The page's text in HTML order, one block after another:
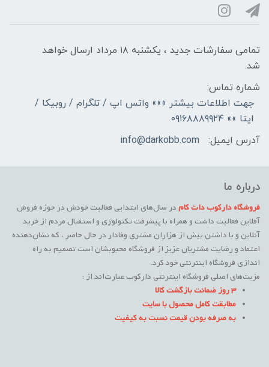
تمامی سفارشات جدید ، یکشنبه ۱۸ مرداد ارسال خواهد
شد.
شماره تماس:
جهت اطلاعات بیشتر »»» واتس اپ / تلگرام / روبیکا /
ایتا »» ۰۹۱۶۸۸۸۹۹۲۴
آدرس ایمیل:
info@darkobb.com
درباره ما
فروشگاه دارکوب دات کامدر سال‌های ابتدایی فعالیت خودش در حوزه فروش
آفلاین فعالیت داشت و همراه با پیشرفت تکنولوژی و استقبال مردم از خرید
آنلاین و با داشتن بیش از هزاران مشتری وفادار در حال حاضر ، که نشان‌دهنده
اعتماد و رضایت مشتریان عزیز از فروشگاه محبوبشان است تصمیم به راه
اندازی فروشگاه اینترنتی خود کرد.
مزیت‌های اصلی فروشگاه اینترنتی دارکوب عبارت‌اند از :
3 روز ضمانت بازگشت کالا
مطابقت کامل محصول با سایت
به صرفه بودن قیمت نسبت به کیفیت